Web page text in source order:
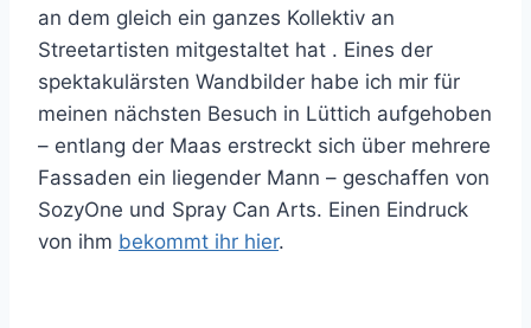
an dem gleich ein ganzes Kollektiv an
Streetartisten mitgestaltet hat . Eines der
spektakulärsten Wandbilder habe ich mir für
meinen nächsten Besuch in Lüttich aufgehoben
– entlang der Maas erstreckt sich über mehrere
Fassaden ein liegender Mann – geschaffen von
SozyOne und Spray Can Arts. Einen Eindruck
von ihm bekommt ihr hier.